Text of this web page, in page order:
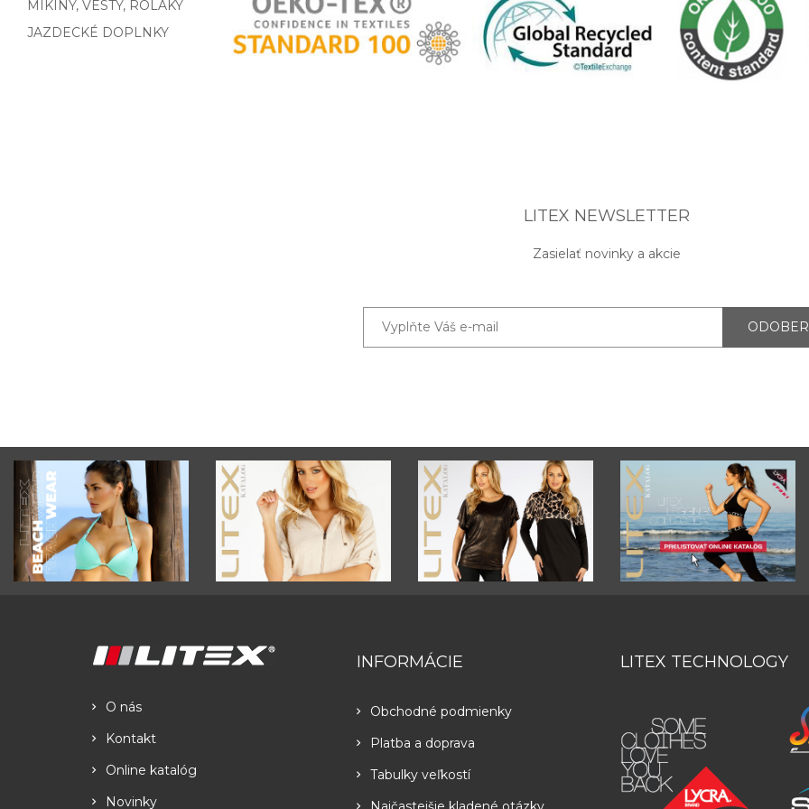
MIKINY, VESTY, ROLÁKY
JAZDECKÉ DOPLNKY
LITEX NEWSLETTER
Zasielať novinky a akcie
O nás
Kontakt
Online katalóg
Novinky
INFORMÁCIE
Obchodné podmienky
Platba a doprava
Tabulky veľkostí
LITEX TECHNOLOGY